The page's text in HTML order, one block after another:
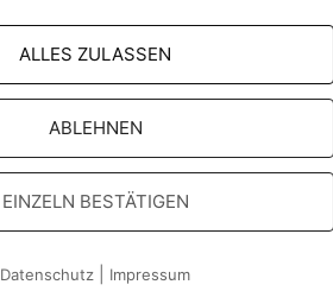
ALLES ZULASSEN
ABLEHNEN
EINZELN BESTÄTIGEN
Datenschutz Impressum